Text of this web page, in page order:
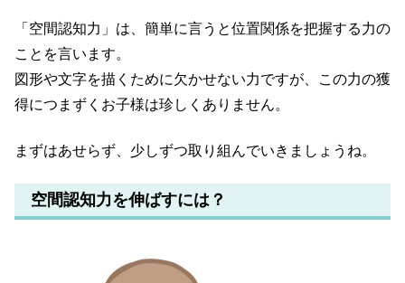
「空間認知力」は、簡単に言うと位置関係を把握する力の
ことを言います。
図形や文字を描くために欠かせない力ですが、この力の獲
得につまずくお子様は珍しくありません。
まずはあせらず、少しずつ取り組んでいきましょうね。
空間認知力を伸ばすには？